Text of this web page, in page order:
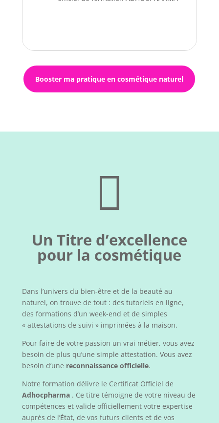
Booster ma pratique en cosmétique naturel

Un Titre d’excellence
pour la cosmétique
Dans l’univers du bien-être et de la beauté au
naturel, on trouve de tout : des tutoriels en ligne,
des formations d’un week-end et de simples
« attestations de suivi » imprimées à la maison.
Pour faire de votre passion un vrai métier, vous avez
besoin de plus qu’une simple attestation. Vous avez
besoin d’une reconnaissance officielle.
Notre formation délivre le Certificat Officiel de
Adhocpharma . Ce titre témoigne de votre niveau de
compétences et valide officiellement votre expertise
auprès de l’État, de vos futurs clients et de vos